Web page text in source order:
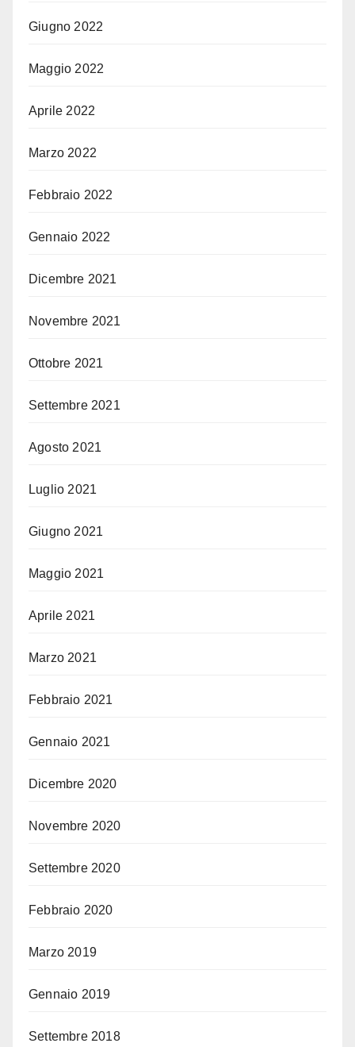
Giugno 2022
Maggio 2022
Aprile 2022
Marzo 2022
Febbraio 2022
Gennaio 2022
Dicembre 2021
Novembre 2021
Ottobre 2021
Settembre 2021
Agosto 2021
Luglio 2021
Giugno 2021
Maggio 2021
Aprile 2021
Marzo 2021
Febbraio 2021
Gennaio 2021
Dicembre 2020
Novembre 2020
Settembre 2020
Febbraio 2020
Marzo 2019
Gennaio 2019
Settembre 2018